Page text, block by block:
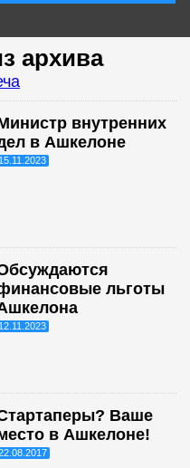
архива
внутренних
в Ашкелоне
15.11.2023
льготы
12.11.2023
Ваше
в Ашкелоне!